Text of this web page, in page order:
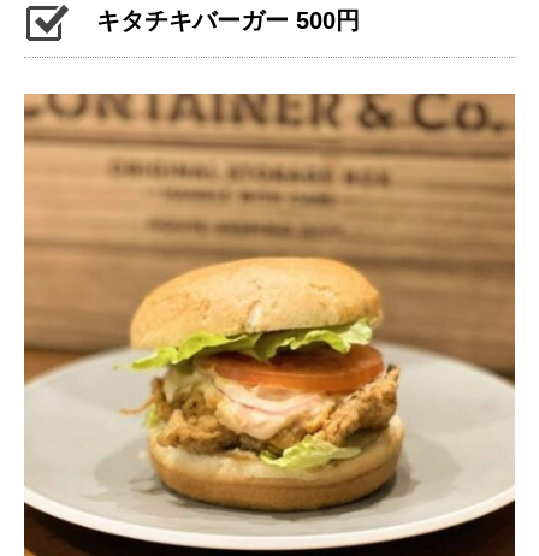
キタチキバーガー 500円